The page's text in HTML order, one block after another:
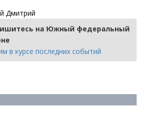
Дмитрий
на Южный федеральный
в курсе последних событий